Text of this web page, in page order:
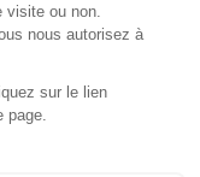
de ses agents » de
Lire l'article